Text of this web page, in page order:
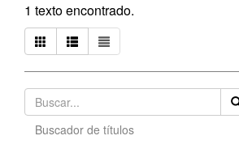
1 texto encontrado.
Buscador de títulos